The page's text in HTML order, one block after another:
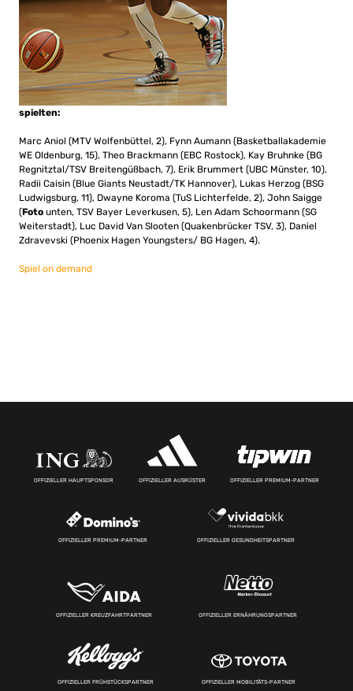
spielten:
Marc Aniol (MTV Wolfenbüttel, 2), Fynn Aumann (Basketballakademie
WE Oldenburg, 15), Theo Brackmann (EBC Rostock), Kay Bruhnke (BG
Regnitztal/TSV Breitengüßbach, 7), Erik Brummert (UBC Münster, 10),
Radii Caisin (Blue Giants Neustadt/TK Hannover), Lukas Herzog (BSG
Ludwigsburg, 11), Dwayne Koroma (TuS Lichterfelde, 2), John Saigge
(Foto unten, TSV Bayer Leverkusen, 5), Len Adam Schoormann (SG
Weiterstadt), Luc David Van Slooten (Quakenbrücker TSV, 3), Daniel
Zdravevski (Phoenix Hagen Youngsters/ BG Hagen, 4).
Spiel on demand
OFFIZIELLER HAUPTSPONSOR OFFIZIELLER AUSRÜSTER OFFIZIELLER PREMIUM-PARTNER
OFFIZIELLER PREMIUM-PARTNER OFFIZIELLER GESUNDHEITSPARTNER
OFFIZIELLER KREUZFAHRTPARTNER OFFIZIELLER ERNÄHRUNGSPARTNER
OFFIZIELLER FRÜHSTÜCKSPARTNER OFFIZIELLER MOBILITÄTS-PARTNER